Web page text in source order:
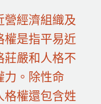
營經濟組織及
權是指平易近
莊嚴和人格不
力。除性命
格權還包含姓